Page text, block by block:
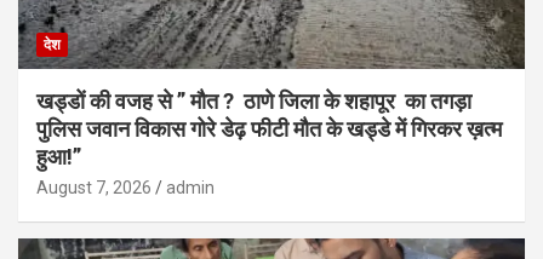
देश
खड्डों की वजह से ” मौत ? ठाणे जिला के शहापूर का तगड़ा
पुलिस जवान विकास गोरे डेढ़ फीटी मौत के खड्डे में गिरकर ख़त्म
हुआ!”
August 7, 2026 admin